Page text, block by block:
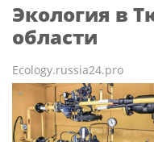
Экология в
области
Ecology.russia24.pro